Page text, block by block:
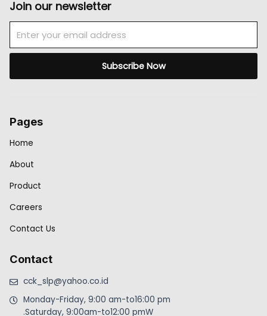
Join our newsletter
Subscribe Now
Pages
Home
About
Product
Careers
Contact Us
Contact
cck_slp@yahoo.co.id
Monday-Friday, 9:00 am-to16:00 pm
.Saturday, 9:00am-to12:00 pmW